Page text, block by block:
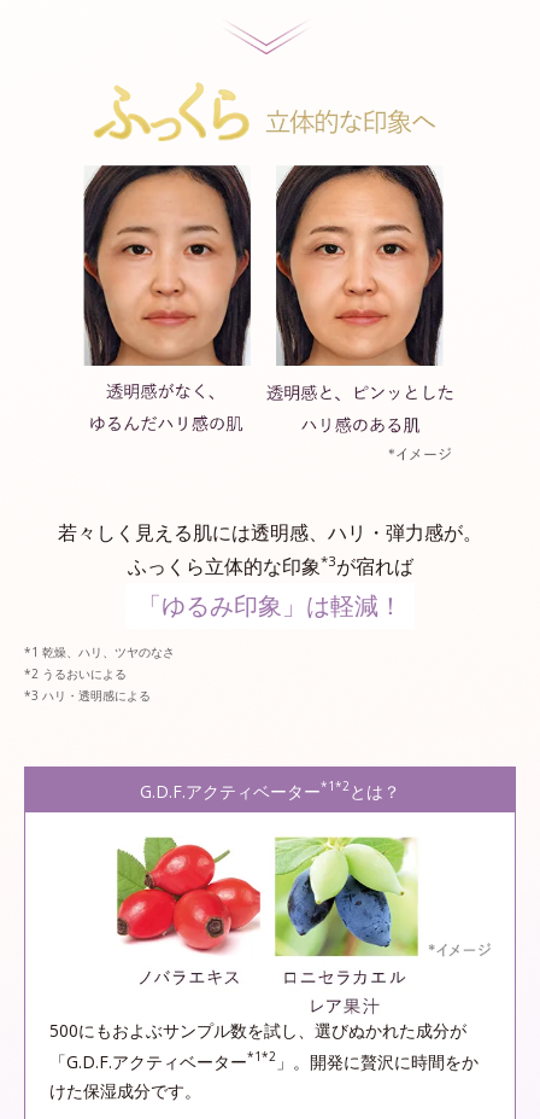
若々しく見える肌には透明感、ハリ・弾力感が。
ふっくら立体的な印象*3が宿れば
「ゆるみ印象」は軽減！
乾燥、ハリ、ツヤのなさ
うるおいによる
ハリ・透明感による
G.D.F.アクティベーター*1*2 とは？
500にもおよぶサンプル数を試し、選びぬかれた成分が
「G.D.F.アクティベーター*1*2 」。開発に贅沢に時間をか
けた保湿成分です。